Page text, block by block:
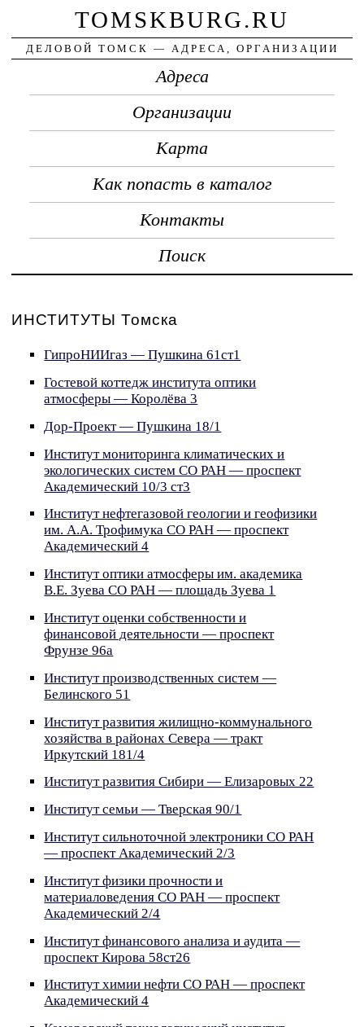
TOMSKBURG.RU
ДЕЛОВОЙ ТОМСК — АДРЕСА, ОРГАНИЗАЦИИ
Адреса
Организации
Карта
Как попасть в каталог
Контакты
Поиск
ИНСТИТУТЫ Томска
ГипроНИИгаз — Пушкина 61ст1
Гостевой коттедж института оптики
атмосферы — Королёва 3
Дор-Проект — Пушкина 18/1
Институт мониторинга климатических и
экологических систем СО РАН — проспект
Академический 10/3 ст3
Институт нефтегазовой геологии и геофизики
им. А.А. Трофимука СО РАН — проспект
Академический 4
Институт оптики атмосферы им. академика
В.Е. Зуева СО РАН — площадь Зуева 1
Институт оценки собственности и
финансовой деятельности — проспект
Фрунзе 96а
Институт производственных систем —
Белинского 51
Институт развития жилищно-коммунального
хозяйства в районах Севера — тракт
Иркутский 181/4
Институт развития Сибири — Елизаровых 22
Институт семьи — Тверская 90/1
Институт сильноточной электроники СО РАН
— проспект Академический 2/3
Институт физики прочности и
материаловедения СО РАН — проспект
Академический 2/4
Институт финансового анализа и аудита —
проспект Кирова 58ст26
Институт химии нефти СО РАН — проспект
Академический 4